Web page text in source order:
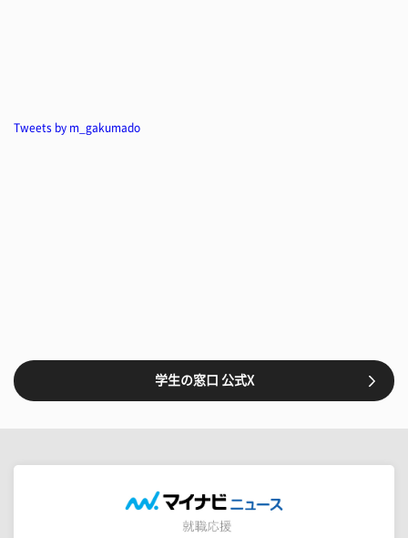
Tweets by m_gakumado
学生の窓口 公式X